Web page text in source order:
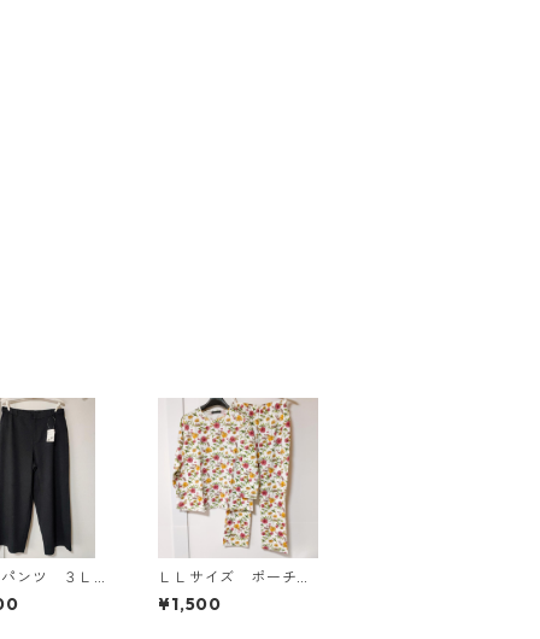
パンツ ３Ｌ
ク KAE-4697
ＬＬサイズ ポーチ付
き 綿１００％ 花
柄 トラベルパジャ
¥1,500